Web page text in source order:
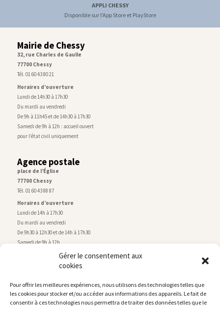
Gérer le consentement aux
cookies
Pour offrir les meilleures expériences, nous utilisons des technologies telles que
les cookies pour stocker et/ou accéder aux informations des appareils. Le fait de
consentir à ces technologies nous permettra de traiter des données telles que le
APPLI CHESSY
Disponible sur l'App Store et PlayStore
Mairie de Chessy
32, rue Charles de Gaulle
77700 Chessy
Tél. 01 60 43 80 21
Horaires d’ouverture
Lundi de 14h30 à 17h30
Du mardi au vendredi
De 9h à 11h45 et de 14h30 à 17h30
Samedi de 9h à 12h : accueil ouvert
pour l’état civil uniquement
Agence postale
place de l’Église
77700 Chessy
Tél. 01 60 43 88 87
Horaires d’ouverture
Lundi de 14h à 17h30
Du mardi au vendredi
De 9h30 à 12h30 et de 14h à 17h30
Samedi de 9h à 12h
Service technique
rue de Montry–77700 Chessy
Tél. 01 60 43 52 63